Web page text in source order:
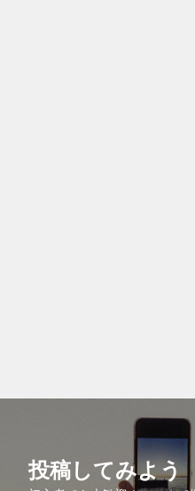
投稿してみよう